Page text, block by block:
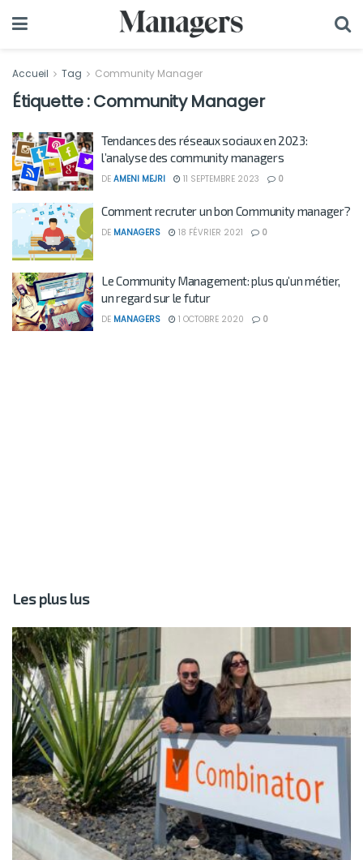
Accueil Tag Community Manager
Étiquette :Community Manager
Tendances des réseaux sociaux en 2023:
l’analyse des community managers
DE AMENI MEJRI 11 SEPTEMBRE 2023 0
Comment recruter un bon Community manager?
DE MANAGERS 18 FÉVRIER 2021 0
Le Community Management: plus qu’un métier,
un regard sur le futur
DE MANAGERS 1 OCTOBRE 2020 0
Les plus lus